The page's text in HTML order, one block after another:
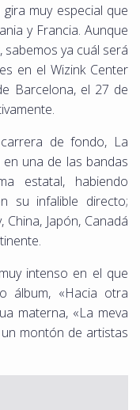
muy especial que
y Francia. Aunque
ya cuál será
en el Wizink Center
Barcelona, el 27 de
de fondo, La
una de las bandas
estatal, habiendo
su infalible directo;
Japón, Canadá
intenso en el que
álbum, «Hacia otra
materna, «La meva
montón de artistas